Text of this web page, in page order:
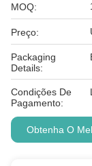
MOQ:
Preço:
Packaging
Details:
Condições De
Pagamento:
Obtenha O